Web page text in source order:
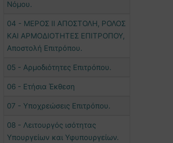
Νόμου.
04 - ΜΕΡΟΣ ΙΙ ΑΠΟΣΤΟΛΗ, ΡΟΛΟΣ
ΚΑΙ ΑΡΜΟΔΙΟΤΗΤΕΣ ΕΠΙΤΡΟΠΟΥ,
Αποστολή Επιτρόπου.
05 - Αρμοδιότητες Επιτρόπου.
06 - Ετήσια Έκθεση
07 - Υποχρεώσεις Επιτρόπου.
08 - Λειτουργός ισότητας
Υπουργείων και Υφυπουργείων.